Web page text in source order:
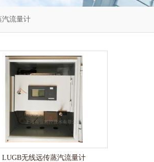
汽流量计
LUGB无线远传蒸汽流量计